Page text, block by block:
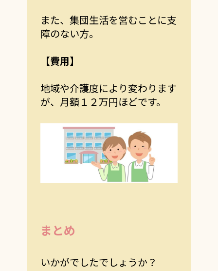
また、集団生活を営むことに支
障のない方。
【費用】
地域や介護度により変わります
が、月額１２万円ほどです。
まとめ
いかがでしたでしょうか？